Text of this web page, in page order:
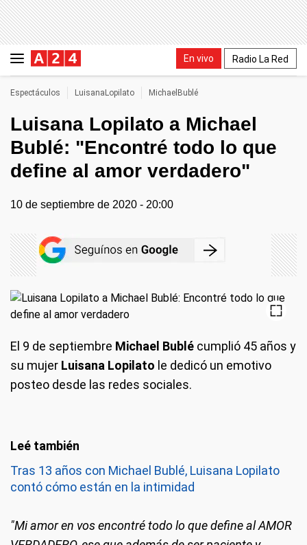
En vivo Radio La Red
Espectáculos LuisanaLopilato MichaelBublé
Luisana Lopilato a Michael
Bublé: "Encontré todo lo que
define al amor verdadero"
10 de septiembre de 2020 - 20:00
El 9 de septiembre Michael Bublé cumplió 45 años y
su mujer Luisana Lopilato le dedicó un emotivo
posteo desde las redes sociales.
Tras 13 años con Michael Bublé, Luisana Lopilato
contó cómo están en la intimidad
"Mi amor en vos encontré todo lo que define al AMOR